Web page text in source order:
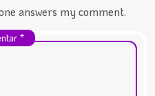
answers my comment.
*